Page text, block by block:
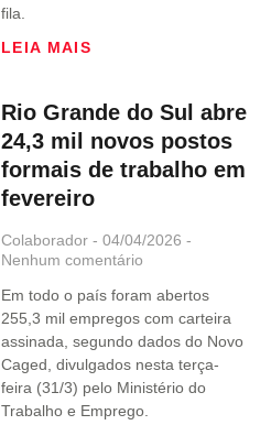
fila.
LEIA MAIS
Rio Grande do Sul abre
24,3 mil novos postos
formais de trabalho em
fevereiro
Colaborador 04/04/2026
Nenhum comentário
Em todo o país foram abertos
255,3 mil empregos com carteira
assinada, segundo dados do Novo
Caged, divulgados nesta terça-
feira (31/3) pelo Ministério do
Trabalho e Emprego.